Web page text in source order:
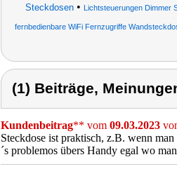
Steckdosen• Lichtsteuerungen Dimmer
fernbedienbare WiFi Fernzugriffe
(1) Beiträge,
Kundenbeitrag** vom 09.03.2023
Steckdose ist praktisch, z.B. wenn
´s problemos übers Handy egal wo